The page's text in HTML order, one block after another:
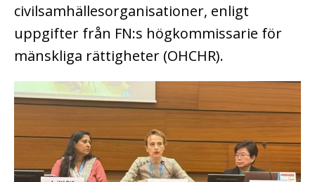
civilsamhällesorganisationer, enligt
uppgifter från FN:s högkommissarie för
mänskliga rättigheter (OHCHR).